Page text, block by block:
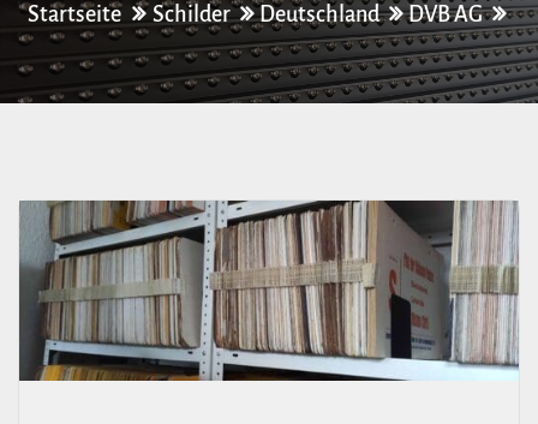
Startseite Schilder Deutschland DVB AG